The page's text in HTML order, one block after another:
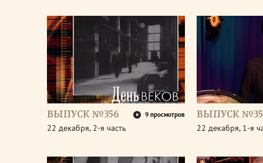
ВЫПУСК №356 9 просмотров
22 декабря, 2-я часть
ВЫПУСК
22 декабря, 1-я